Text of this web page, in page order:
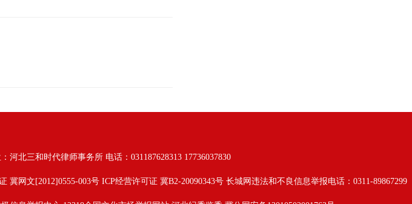
河北三和时代律师事务所 电话：031187628313 17736037830
冀网文[2012]0555-003号 ICP经营许可证 冀B2-20090343号 长城网违法和不良信息举报电话：0311-89867299